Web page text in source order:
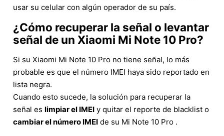
usar su celular con algún operador de su país.
¿Cómo recuperar la señal o levantar
señal de un Xiaomi Mi Note 10 Pro?
Si su Xiaomi Mi Note 10 Pro no tiene señal, lo más
probable es que el número IMEI haya sido reportado en
lista negra.
Cuando esto sucede, la solución para recuperar la
señal es limpiar el IMEI y quitar el reporte de blacklist o
cambiar el número IMEI de su Mi Note 10 Pro .